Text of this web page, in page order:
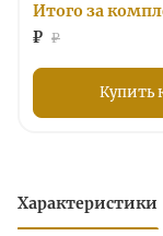
Итого за
₽ ₽
Купить
Характеристики